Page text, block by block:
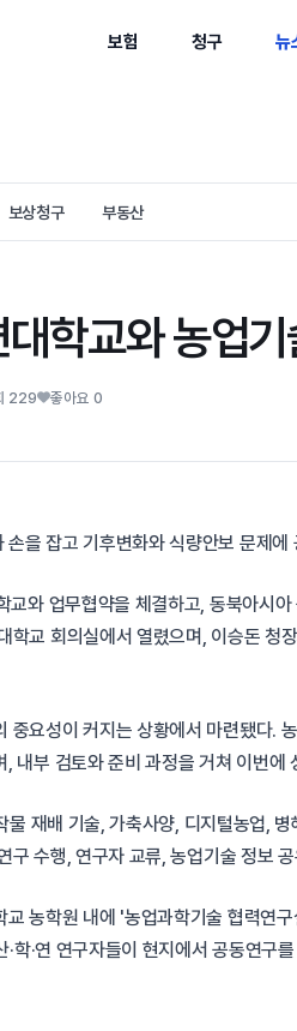
보험 청구 뉴
보상청구 부동산
학교와 농업
229 좋아요 0
을 잡고 기후변화와 식량안보 문제
와 업무협약을 체결하고, 동북아시
학교 회의실에서 열렸으며, 이승돈 청
중요성이 커지는 상황에서 마련됐다.
내부 검토와 준비 과정을 거쳐 이번에
재배 기술, 가축사양, 디지털농업,
수행, 연구자 교류, 농업기술 정보
농학원 내에 '농업과학기술 협력연
학·연 연구자들이 현지에서 공동연구